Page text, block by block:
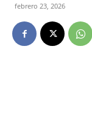
febrero 23, 2026